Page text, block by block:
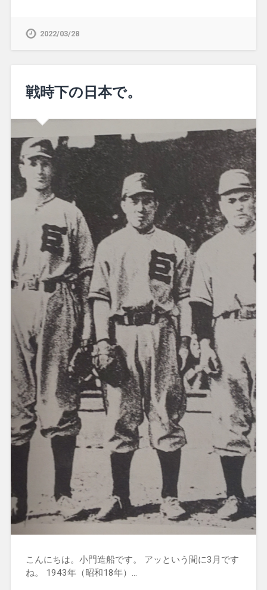
2022/03/28
戦時下の日本で。
こんにちは。小門造船です。 アッという間に3月です
ね。 1943年（昭和18年）…